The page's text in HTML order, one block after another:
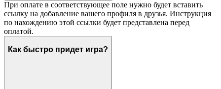
При оплате в соответствующее поле нужно будет вставить
ссылку на добавление вашего профиля в друзья. Инструкция
по нахождению этой ссылки будет представлена перед
оплатой.
Как быстро придет игра?